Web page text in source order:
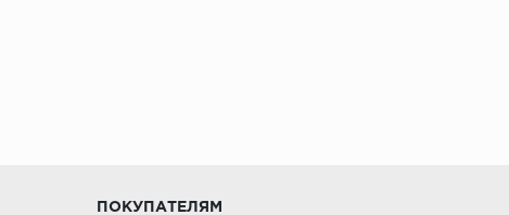
ПОКУПАТЕЛЯМ